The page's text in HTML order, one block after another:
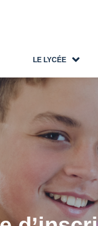
LE LYCÉE